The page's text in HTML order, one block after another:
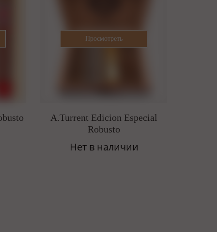
A.Turrent Edicion Especial
Robusto
Нет в наличии